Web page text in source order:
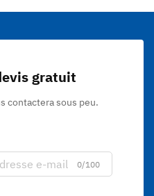
gratuit
contactera sous peu.
0/100